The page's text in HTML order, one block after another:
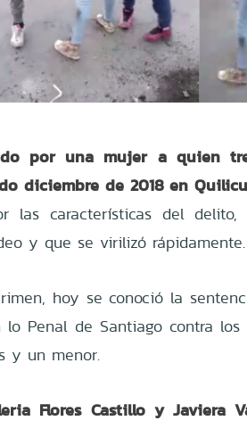
por una mujer a quien
diciembre de 2018 en
las características del
y que se virilizó rápidamente.
hoy se conoció la
Penal de Santiago contra los
y un menor.
Flores Castillo y Javiera